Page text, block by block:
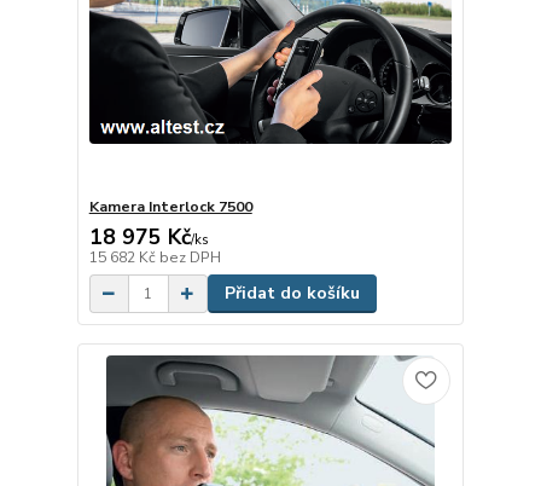
Kamera Interlock 7500
18 975 Kč/ks
15 682 Kč bez DPH
Přidat do košíku